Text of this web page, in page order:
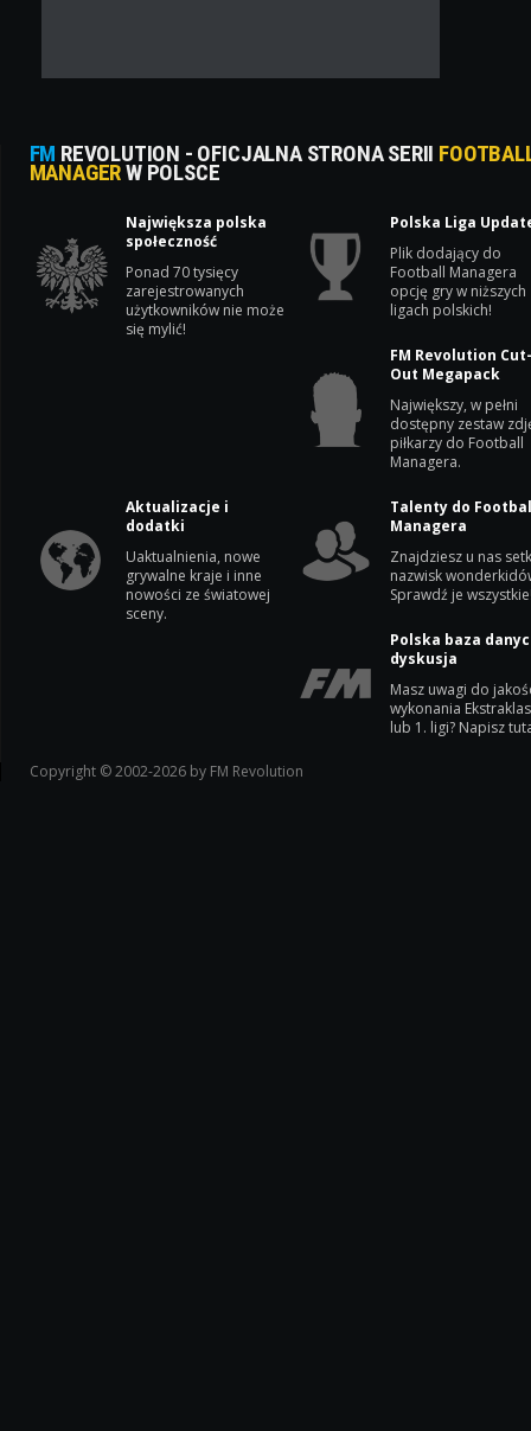
FM REVOLUTION - OFICJALNA STRONA SERII
MANAGERW POLSCE
Największa polska
społeczność
Ponad 70 tysięcy
zarejestrowanych
użytkowników nie może
się mylić!
Polska Liga
Plik dodający do
Football Managera
opcję gry w niższych
ligach polskich!
FM Revolution
Out Megapack
Największy, w pełni
dostępny zestaw
piłkarzy do Football
Managera.
Aktualizacje i
dodatki
Uaktualnienia, nowe
grywalne kraje i inne
nowości ze światowej
sceny.
Talenty do
Managera
Znajdziesz u nas
nazwisk
Sprawdź je
Polska baza
dyskusja
Masz uwagi do
wykonania
lub 1. ligi? Napisz
Copyright © 2002-2026 by FM Revolution